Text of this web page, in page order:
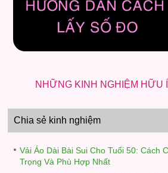
NHỮNG KINH NGHIỆM HỮU
Chia sẻ kinh nghiệm
Vải Áo Dài Bài Sui Cho Tuổi 50: Cách
Trọng Và Phù Hợp Nhất